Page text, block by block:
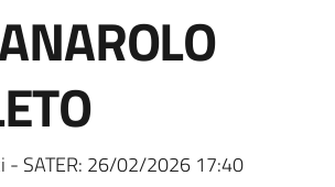
SATER: 26/02/2026 17:40